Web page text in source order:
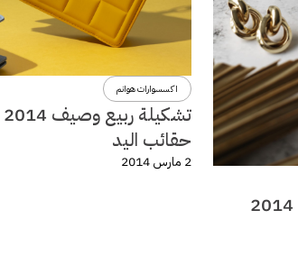
اكسسوارات هوانم
حقائب اليد
2 مارس 2014